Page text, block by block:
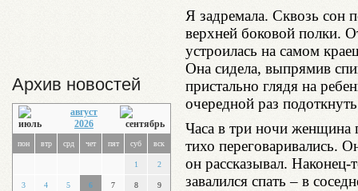
Архив новостей
август
2026
пон втр срд чет пят суб вск
1 2
3 4 5 6 7 8 9
Я задремала. Сквозь сон
верхней боковой полки.
устроилась на самом
Она сидела, выпрямив
пристально глядя на
очередной раз
Часа в три ночи женщина
тихо переговаривались.
он рассказывал. Наконец-
завалился спать – в